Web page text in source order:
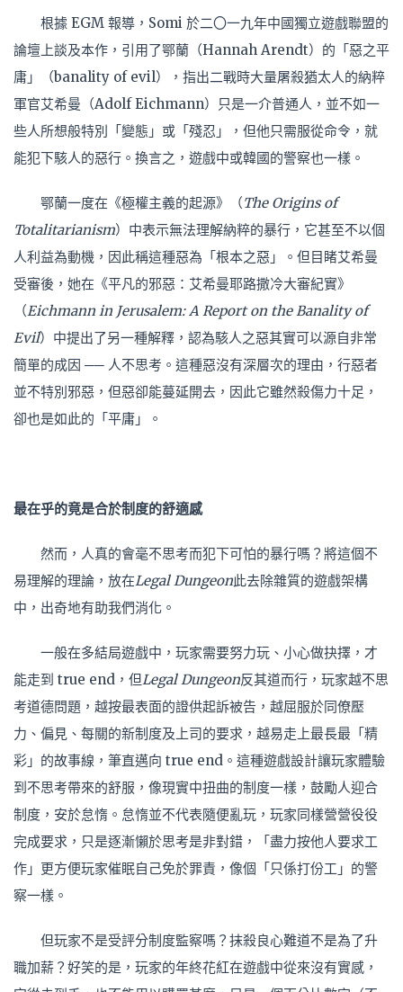
根據 EGM 報導，Somi 於二〇一九年中國獨立遊戲聯盟的
論壇上談及本作，引用了鄂蘭 （Hannah Arendt） 的「惡之平
庸」
（banality of evil）
，指出二戰時大量屠殺猶太人的納粹
軍官艾希曼 （Adolf Eichmann）
只是一介普通人，並不如一
些人所想般特別「變態」或「殘忍」，但他只需服從命令，就
能犯下駭人的惡行。換言之，遊戲中或韓國的警察也一樣。
鄂蘭一度在《極權主義的起源》 （The Origins of
Totalitarianism） 中表示無法理解納粹的暴行，它甚至不以個
人利益為動機，因此稱這種惡為「根本之惡」。但目睹艾希曼
受審後，她在《平凡的邪惡：艾希曼耶路撒冷大審紀實》
（Eichmann in Jerusalem: A Report on the Banality of
Evil） 中提出了另一種解釋，認為駭人之惡其實可以源自非常
簡單的成因 ── 人不思考 。 這種惡沒有深層次的理由，行惡者
並不特別邪惡，但惡卻能蔓延開去，因此它雖然殺傷力十足，
卻也是如此的「平庸」。
最在乎的竟是合於制度的舒適感
然而，人真的會毫不思考而犯下可怕的暴行嗎？將這個不
易理解的理論，放在Legal Dungeon此去除雜質的遊戲架構
中，出奇地有助我們消化。
一般在多結局遊戲中，玩家需要努力玩、小心做抉擇，才
能走到 true end，但Legal Dungeon反其道而行，玩家越不思
考道德問題，越按最表面的證供起訴被告，越屈服於同僚壓
力、偏見、每關的新制度及上司的要求，越易走上最長最「精
彩」的故事線，筆直邁向 true end。這種遊戲設計讓玩家體驗
到不思考帶來的舒服，像現實中扭曲的制度一樣，鼓勵人迎合
制度，安於怠惰。怠惰並不代表隨便亂玩，玩家同樣營營役役
完成要求，只是逐漸懶於思考是非對錯，「盡力按他人要求工
作」更方便玩家催眠自己免於罪責，像個「只係打份工」的警
察一樣。
但玩家不是受評分制度監察嗎？抹殺良心難道不是為了升
職加薪？好笑的是，玩家的年終花紅在遊戲中從來沒有實感，